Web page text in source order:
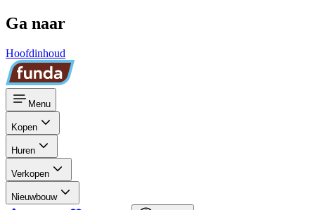
Ga naar
Hoofdinhoud
Menu
Kopen
Huren
Verkopen
Nieuwbouw